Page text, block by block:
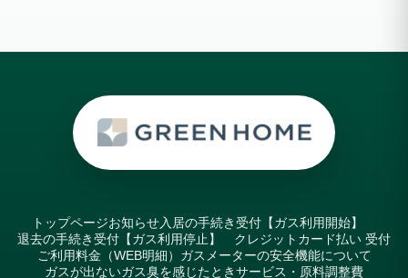
トップページお知らせ入居の手続き受付【ガス利用開始】
退去の手続き受付【ガス利用停止】 クレジットカード払い 受付
ご利用料金（WEB明細） ガスメーターの安全機能について
ガスが出ないガス臭を感じたときサービス・原料調整費